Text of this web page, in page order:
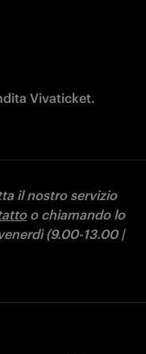
Vivaticket.
il nostro servizio
o chiamando lo
(9.00-13.00 |